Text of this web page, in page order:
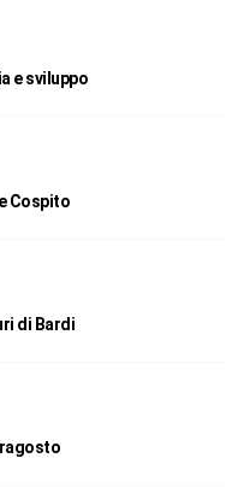
e sviluppo
Cospito
di Bardi